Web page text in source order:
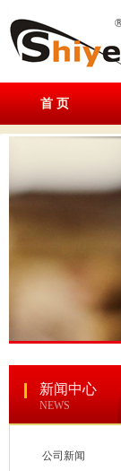
首 页
新闻中心
NEWS
公司新闻